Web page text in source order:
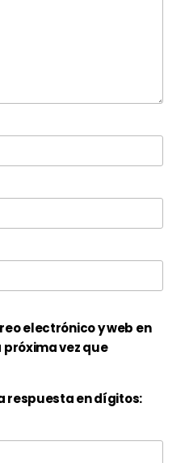
electrónico y web en
vez que
respuesta en dígitos: